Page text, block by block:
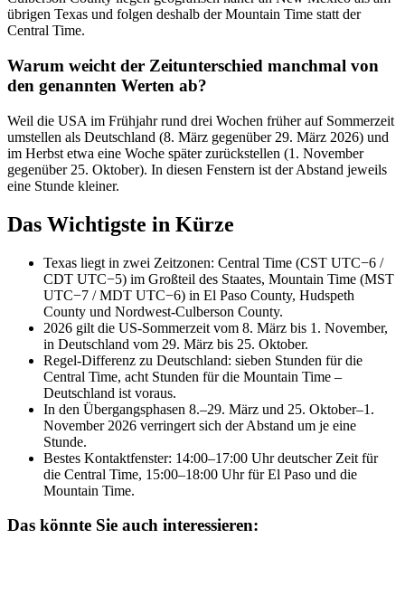
übrigen Texas und folgen deshalb der Mountain Time statt der
Central Time.
Warum weicht der Zeitunterschied manchmal von
den genannten Werten ab?
Weil die USA im Frühjahr rund drei Wochen früher auf Sommerzeit
umstellen als Deutschland (8. März gegenüber 29. März 2026) und
im Herbst etwa eine Woche später zurückstellen (1. November
gegenüber 25. Oktober). In diesen Fenstern ist der Abstand jeweils
eine Stunde kleiner.
Das Wichtigste in Kürze
Texas liegt in zwei Zeitzonen: Central Time (CST UTC−6 /
CDT UTC−5) im Großteil des Staates, Mountain Time (MST
UTC−7 / MDT UTC−6) in El Paso County, Hudspeth
County und Nordwest-Culberson County.
2026 gilt die US-Sommerzeit vom 8. März bis 1. November,
in Deutschland vom 29. März bis 25. Oktober.
Regel-Differenz zu Deutschland: sieben Stunden für die
Central Time, acht Stunden für die Mountain Time –
Deutschland ist voraus.
In den Übergangsphasen 8.–29. März und 25. Oktober–1.
November 2026 verringert sich der Abstand um je eine
Stunde.
Bestes Kontaktfenster: 14:00–17:00 Uhr deutscher Zeit für
die Central Time, 15:00–18:00 Uhr für El Paso und die
Mountain Time.
Das könnte Sie auch interessieren: